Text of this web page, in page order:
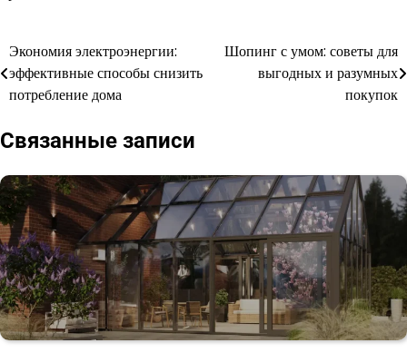
Навигация
по
Экономия электроэнергии:
эффективные способы снизить
потребление дома
Шопинг с умом: советы для
выгодных и разумных
покупок
Связанные записи